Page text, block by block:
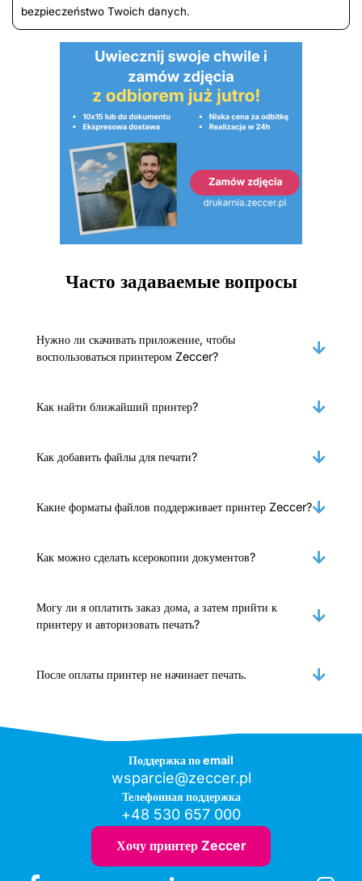
bezpieczeństwo Twoich danych.
Часто задаваемые вопросы
Нужно ли скачивать приложение, чтобы
воспользоваться принтером Zeccer?
Как найти ближайший принтер?
Как добавить файлы для печати?
Какие форматы файлов поддерживает принтер Zeccer?
Как можно сделать ксерокопии документов?
Могу ли я оплатить заказ дома, а затем прийти к
принтеру и авторизовать печать?
После оплаты принтер не начинает печать.
Поддержка по email
wsparcie@zeccer.pl
Телефонная поддержка
+48 530 657 000
Хочу принтер Zeccer